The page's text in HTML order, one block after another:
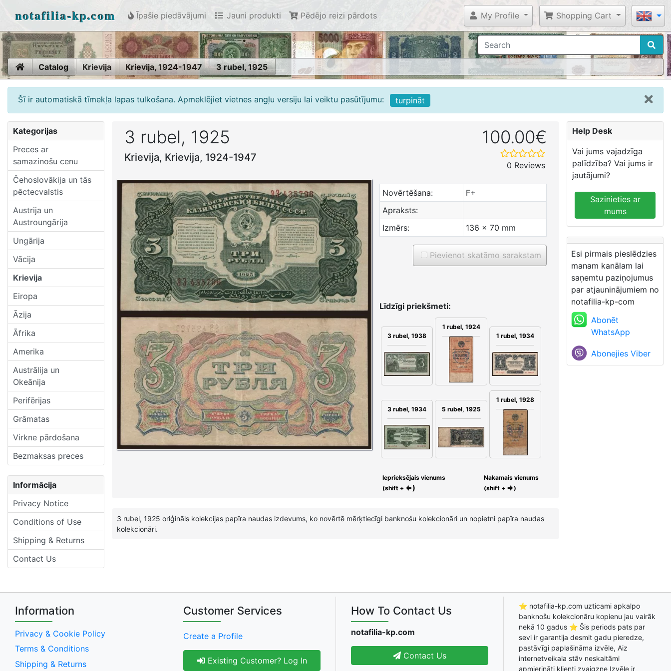
notafilia-kp.com Īpašie piedāvājumi Jauni produkti Pēdējo reizi pārdots My Profile Shopping Cart
HomeCatalog Krievija Krievija, 1924-1947 3 rubel, 1925
Šī ir automatiskā tīmekļa lapas tulkošana. Apmeklējiet vietnes angļu versiju lai veiktu pasūtījumu: turpināt
Kategorijas
Preces ar
samazinošu cenu
Čehoslovākija un tās
pēctecvalstis
Austrija un
Austroungārija
Ungārija
Vācija
Krievija
Eiropa
Āzija
Āfrika
Amerika
Austrālija un
Okeānija
Perifērijas
Grāmatas
Virkne pārdošana
Bezmaksas preces
Informācija
Privacy Notice
Conditions of Use
Shipping & Returns
Contact Us
3 rubel, 1925
Krievija, Krievija, 1924-1947
100.00€
0 Reviews
Novērtēšana:
F+
Apraksts:
Izmērs:
136 x 70 mm
Pievienot skatāmo sarakstam
Līdzīgi priekšmeti:
3 rubel, 1938
1 rubel, 1924
1 rubel, 1934
3 rubel, 1934 5 rubel, 1925
1 rubel, 1928
Ieprieksējais vienums
(shift + ⇐)
Nakamais vienums
(shift + ⇒)
3 rubel, 1925 oriģināls kolekcijas papīra naudas izdevums, ko novērtē mērķtiecīgi banknošu kolekcionāri un nopietni papīra naudas
kolekcionāri.
Help Desk
Vai jums vajadzīga
palīdzība? Vai jums ir
jautājumi?
Sazinieties ar
mums
Esi pirmais pieslēdzies
manam kanālam lai
saņemtu paziņojumus
par atjauninājumiem no
notafilia-kp-com
Abonēt
WhatsApp
Abonejies Viber
Information
Privacy & Cookie Policy
Terms & Conditions
Shipping & Returns
Customer Services
Create a Profile
Existing Customer? Log In
How To Contact Us
notafilia-kp.com
Contact Us
⭐ notafilia-kp.com uzticami apkalpo
banknošu kolekcionāru kopienu jau vairāk
nekā 10 gadus ⭐ Šis periods pats par
sevi ir garantija desmit gadu pieredze,
pastāvīgi paplašināma izvēle, Aiz
internetveikala stāv neskaitāmi
apmierināti klienti zvaigzne Izvēle ir